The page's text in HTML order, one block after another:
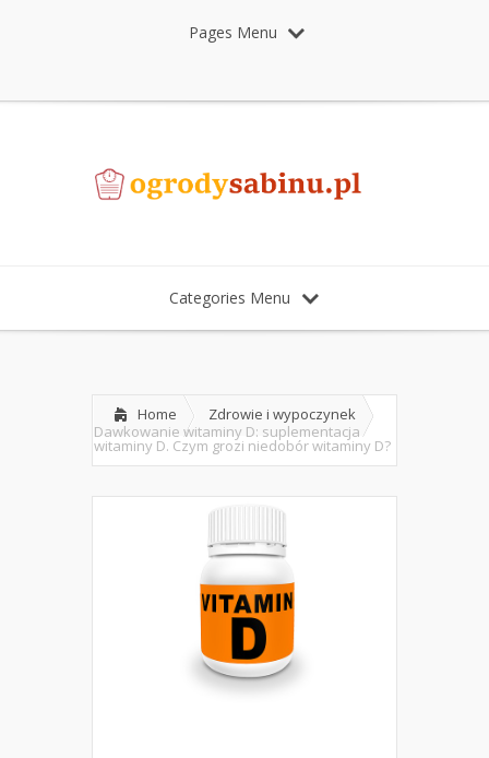
Pages Menu
Categories Menu
Home
Zdrowie i wypoczynek
Dawkowanie witaminy D: suplementacja
witaminy D. Czym grozi niedobór witaminy D?